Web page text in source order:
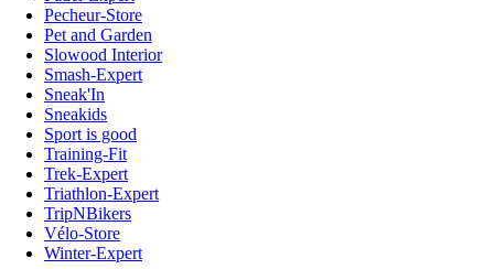
Pecheur-Store
Pet and Garden
Slowood Interior
Smash-Expert
Sneak'In
Sneakids
Sport is good
Training-Fit
Trek-Expert
Triathlon-Expert
TripNBikers
Vélo-Store
Winter-Expert